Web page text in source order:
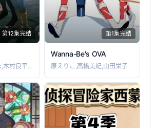
第12集完结
松冈祯丞,石川由依,木村良平,细谷佳正,
第1集完结
Wanna-Be's OVA
原えりこ,高橋美紀,山田栄子